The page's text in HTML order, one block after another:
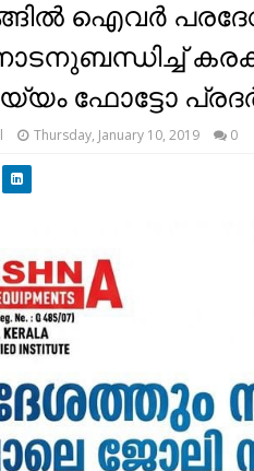
ഐവർ
ഫോട്ടോ
Thursday, January 10, 2019 0